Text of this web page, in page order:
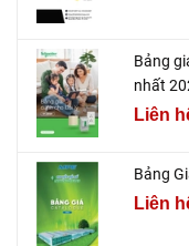
Bảng
nhất
Liên
Bảng
Liên